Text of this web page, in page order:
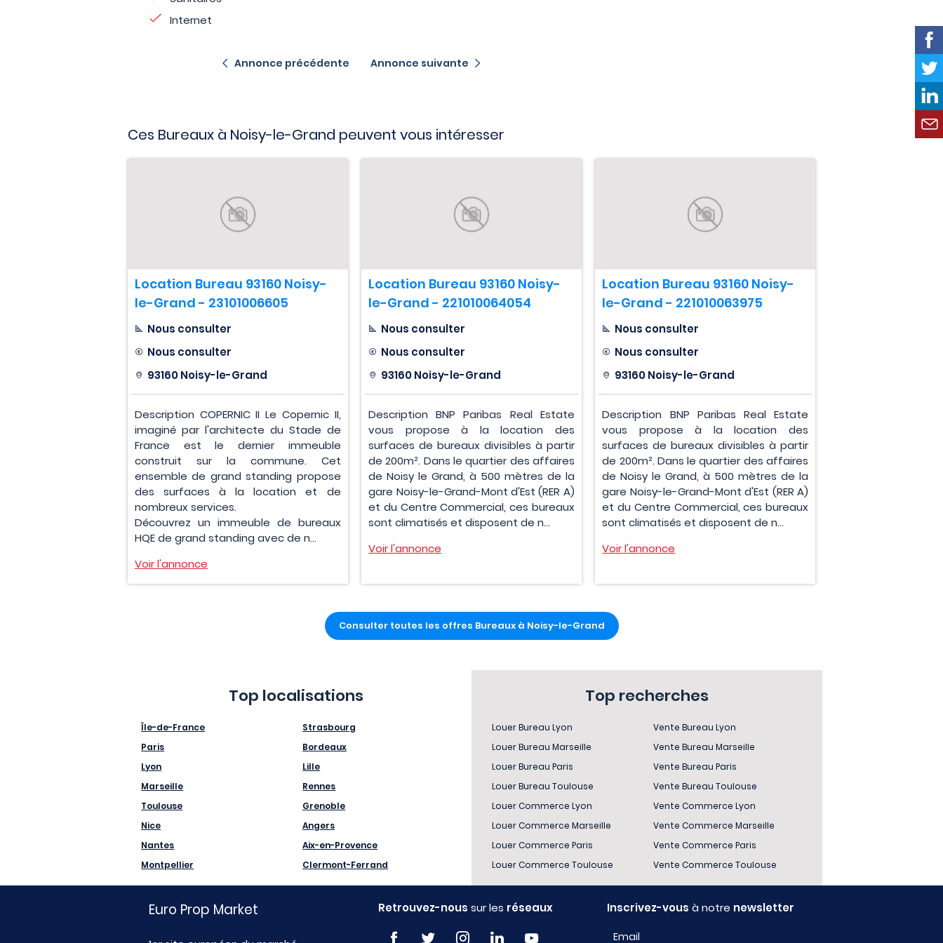
Internet
Annonce précédente Annonce suivante
Ces Bureaux à Noisy-le-Grand peuvent vous intéresser
Location Bureau 93160 Noisy-
le-Grand - 23101006605
Nous consulter
Nous consulter
93160 Noisy-le-Grand
Description COPERNIC II Le Copernic II,
imaginé par l'architecte du Stade de
France est le dernier immeuble
construit sur la commune. Cet
ensemble de grand standing propose
des surfaces à la location et de
nombreux services.
Découvrez un immeuble de bureaux
HQE de grand standing avec de n...
Voir l'annonce
Location Bureau 93160 Noisy-
le-Grand - 221010064054
Nous consulter
Nous consulter
93160 Noisy-le-Grand
Description BNP Paribas Real Estate
vous propose à la location des
surfaces de bureaux divisibles à partir
de 200m². Dans le quartier des affaires
de Noisy le Grand, à 500 mètres de la
gare Noisy-le-Grand-Mont d'Est (RER A)
et du Centre Commercial, ces bureaux
sont climatisés et disposent de n...
Voir l'annonce
Location Bureau 93160 Noisy-
le-Grand - 221010063975
Nous consulter
Nous consulter
93160 Noisy-le-Grand
Description BNP Paribas Real Estate
vous propose à la location des
surfaces de bureaux divisibles à partir
de 200m². Dans le quartier des affaires
de Noisy le Grand, à 500 mètres de la
gare Noisy-le-Grand-Mont d'Est (RER A)
et du Centre Commercial, ces bureaux
sont climatisés et disposent de n...
Voir l'annonce
Consulter toutes les offres Bureaux à Noisy-le-Grand
Top localisations
Île-de-France
Paris
Lyon
Marseille
Toulouse
Nice
Nantes
Montpellier
Strasbourg
Bordeaux
Lille
Rennes
Grenoble
Angers
Aix-en-Provence
Clermont-Ferrand
Top recherches
Louer Bureau Lyon
Louer Bureau Marseille
Louer Bureau Paris
Louer Bureau Toulouse
Louer Commerce Lyon
Louer Commerce Marseille
Louer Commerce Paris
Louer Commerce Toulouse
Vente Bureau Lyon
Vente Bureau Marseille
Vente Bureau Paris
Vente Bureau Toulouse
Vente Commerce Lyon
Vente Commerce Marseille
Vente Commerce Paris
Vente Commerce Toulouse
Euro Prop Market Retrouvez-nous sur les réseaux Inscrivez-vous à notre newsletter
Email